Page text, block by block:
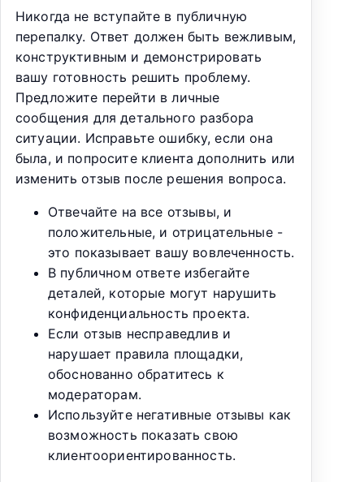
Никогда не вступайте в публичную
перепалку. Ответ должен быть вежливым,
конструктивным и демонстрировать
вашу готовность решить проблему.
Предложите перейти в личные
сообщения для детального разбора
ситуации. Исправьте ошибку, если она
была, и попросите клиента дополнить или
изменить отзыв после решения вопроса.
Отвечайте на все отзывы, и
положительные, и отрицательные -
это показывает вашу вовлеченность.
В публичном ответе избегайте
деталей, которые могут нарушить
конфиденциальность проекта.
Если отзыв несправедлив и
нарушает правила площадки,
обоснованно обратитесь к
модераторам.
Используйте негативные отзывы как
возможность показать свою
клиентоориентированность.